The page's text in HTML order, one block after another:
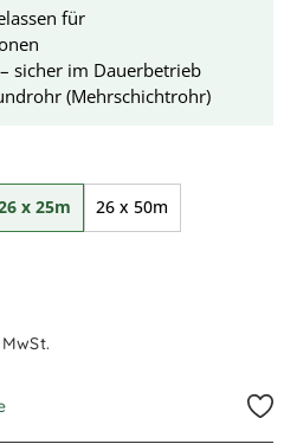
für
sicher im Dauerbetrieb
(Mehrschichtrohr)
x 25m 26 x 50m